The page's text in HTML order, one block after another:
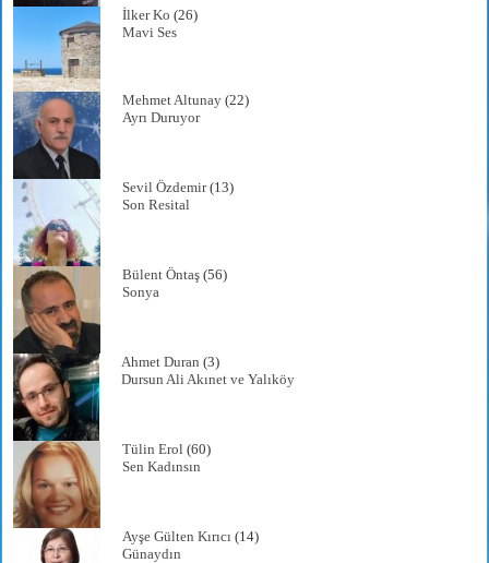
İlker Ko (26)
Mavi Ses
Mehmet Altunay (22)
Ayrı Duruyor
Sevil Özdemir(13)
Son Resital
Bülent Öntaş (56)
Sonya
Ahmet Duran (3)
Dursun Ali Akınet ve Yalıköy
Tülin Erol (60)
Sen Kadınsın
Ayşe Gülten Kırıcı (14)
Günaydın